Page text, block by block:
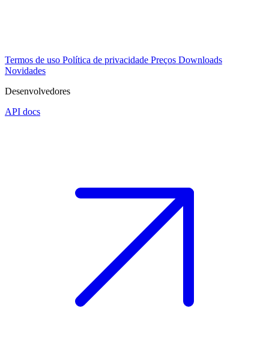
Termos de uso Política de privacidade Preços Downloads
Novidades
Desenvolvedores
API docs